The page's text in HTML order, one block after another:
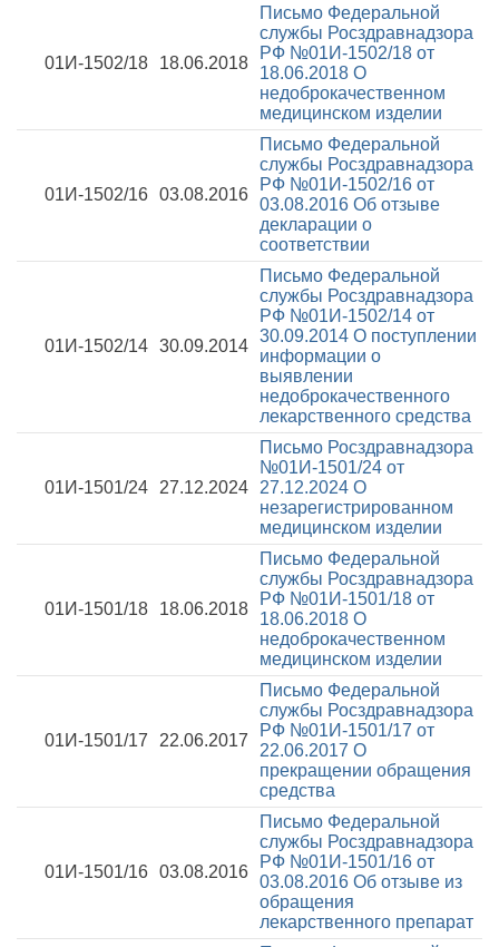
01И-1502/18 18.06.2018
Письмо Федеральной
службы Росздравнадзора
РФ №01И-1502/18 от
18.06.2018 О
недоброкачественном
медицинском изделии
01И-1502/16 03.08.2016
Письмо Федеральной
службы Росздравнадзора
РФ №01И-1502/16 от
03.08.2016 Об отзыве
декларации о
соответствии
01И-1502/14 30.09.2014
Письмо Федеральной
службы Росздравнадзора
РФ №01И-1502/14 от
30.09.2014 О поступлении
информации о
выявлении
недоброкачественного
лекарственного средства
01И-1501/24 27.12.2024
Письмо Росздравнадзора
№01И-1501/24 от
27.12.2024 О
незарегистрированном
медицинском изделии
01И-1501/18 18.06.2018
Письмо Федеральной
службы Росздравнадзора
РФ №01И-1501/18 от
18.06.2018 О
недоброкачественном
медицинском изделии
01И-1501/17 22.06.2017
Письмо Федеральной
службы Росздравнадзора
РФ №01И-1501/17 от
22.06.2017 О
прекращении обращения
средства
01И-1501/16 03.08.2016
Письмо Федеральной
службы Росздравнадзора
РФ №01И-1501/16 от
03.08.2016 Об отзыве из
обращения
лекарственного препарат